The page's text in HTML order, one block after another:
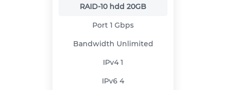
RAID-10 hdd 20GB
Port 1 Gbps
Bandwidth Unlimited
IPv41
IPv6 4